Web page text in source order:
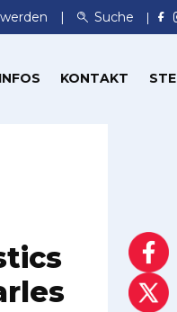
Suche
KONTAKT